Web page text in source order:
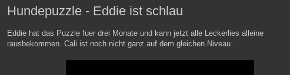
Hundepuzzle - Eddie ist schlau
Eddie hat das Puzzle fuer drei Monate und kann jetzt alle Leckerlies alleine
rausbekommen. Cali ist noch nicht ganz auf dem gleichen Niveau.